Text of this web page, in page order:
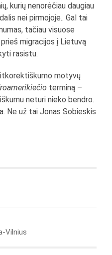
kurių nenorėčiau daugiau
nei pirmojoje.. Gal tai
tačiau visuose
migracijos į Lietuvą
rasistu.
motyvų
terminą –
neturi nieko bendro.
Ne už tai Jonas Sobieskis
Vilnius